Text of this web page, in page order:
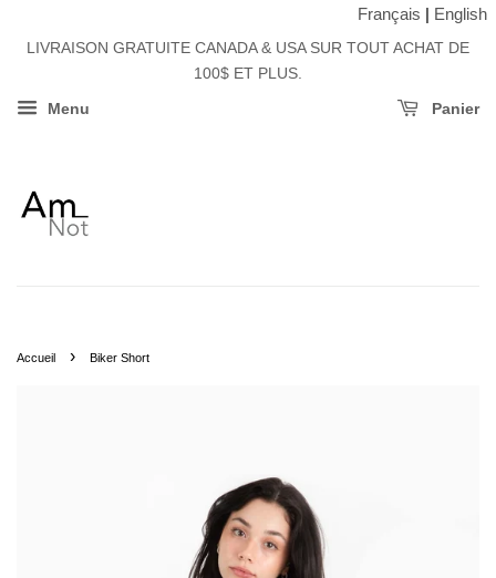
Français | English
LIVRAISON GRATUITE CANADA & USA SUR TOUT ACHAT DE
100$ ET PLUS.
Menu Panier
Accueil › Biker Short